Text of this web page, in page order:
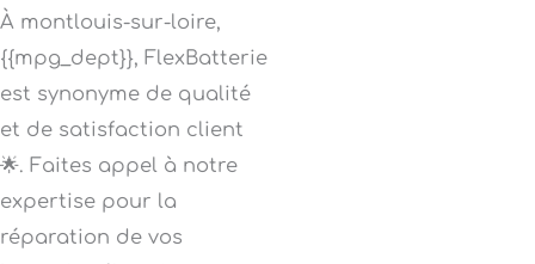
À montlouis-sur-loire,
{{mpg_dept}}, FlexBatterie
est synonyme de qualité
et de satisfaction client
🌟. Faites appel à notre
expertise pour la
réparation de vos